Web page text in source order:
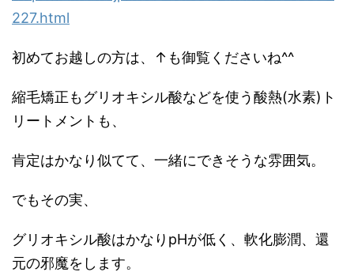
227.html
初めてお越しの方は、↑も御覧くださいね^^
縮毛矯正もグリオキシル酸などを使う酸熱(水素)ト
リートメントも、
肯定はかなり似てて、一緒にできそうな雰囲気。
でもその実、
グリオキシル酸はかなりpHが低く、軟化膨潤、還
元の邪魔をします。